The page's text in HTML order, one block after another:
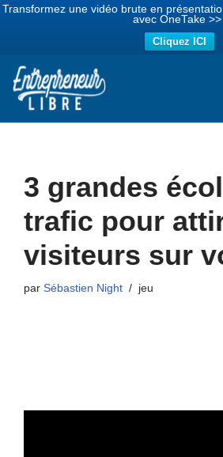
Transformez une vidéo brute en
avec OneTake >>
Cliquez ICI
Aller
3 grandes
trafic pour
visiteurs sur
par Sébastien Night jeu